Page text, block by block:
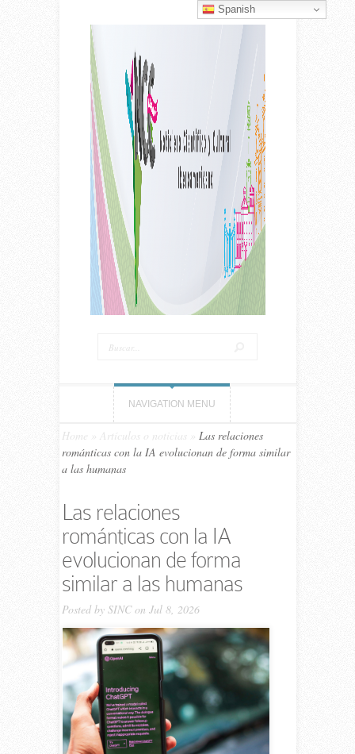
NAVIGATION MENU
Home Artículos o noticias
Las relaciones
románticas con la IA evolucionan de forma similar
a las humanas
Las relaciones
románticas con la IA
evolucionan de forma
similar a las humanas
Posted by SINCon Jul 8, 2026
Spanish